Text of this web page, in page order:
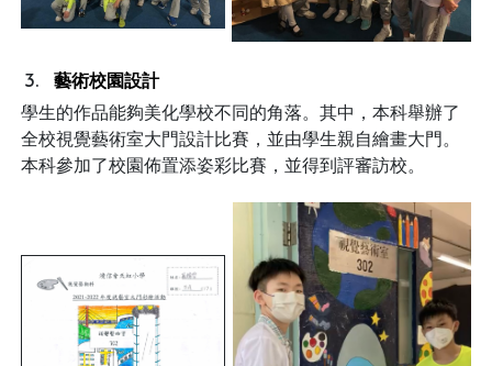
藝術校園設計
學生的作品能夠美化學校不同的角落。其中，本科舉辦了
全校視覺藝術室大門設計比賽，並由學生親自繪畫大門。
本科參加了校園佈置添姿彩比賽，並得到評審訪校。